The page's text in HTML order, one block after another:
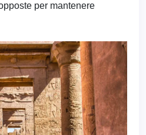
per mantenere